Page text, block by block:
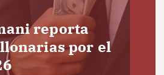
reporta
por el